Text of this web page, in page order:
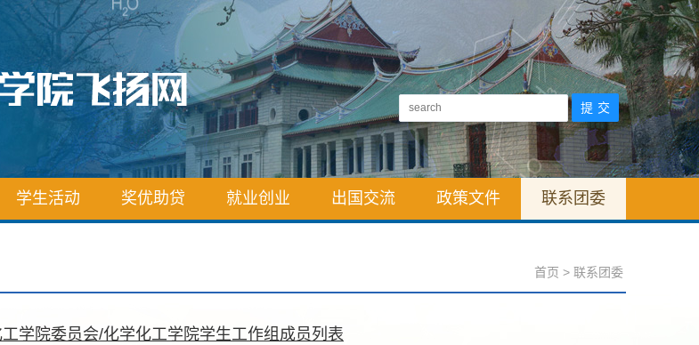
学生活动 奖优助贷 就业创业 出国交流 政策文件 联系团委
首页 > 联系团委
学院委员会/化学化工学院学生工作组成员列表